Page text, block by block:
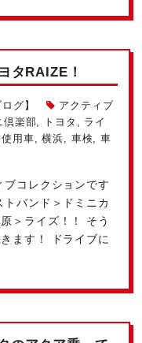
タRAIZE！
グ】
アクティブ
倶楽部 トヨタ
ライ
用車 ,横浜 車検 ,車
ブコレクションです
バンド＞ドミニカ
＞ライズ！！ そう
ます！ ドライブに